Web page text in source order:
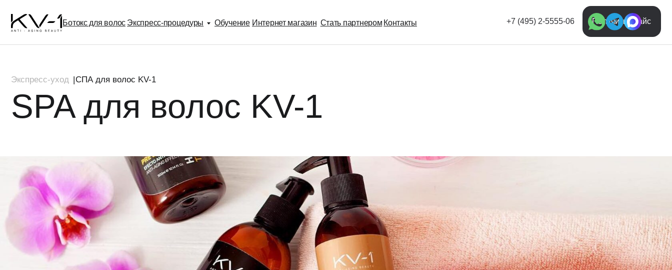
+7 (495) 2-5555-06 Получить прайс
Ботокс для волос Экспресс-процедуры Обучение Интернет магазин Стать партнером Контакты
SPA для волос KV-1